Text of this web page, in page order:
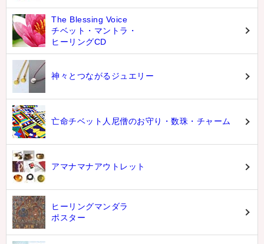
The Blessing Voice
チベット・マントラ・
ヒーリングCD
神々とつながるジュエリー
亡命チベット人尼僧のお守り・数珠・チャーム
アマナマナアウトレット
ヒーリングマンダラ
ポスター